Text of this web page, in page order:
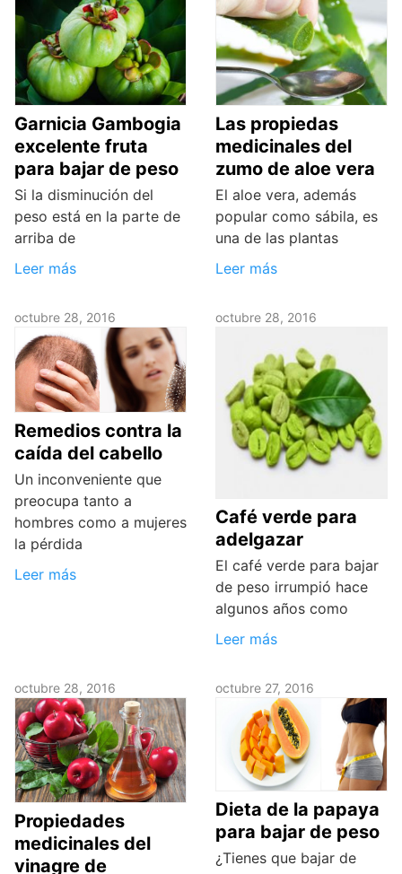
Garnicia Gambogia
excelente fruta
para bajar de peso
Si la disminución del
peso está en la parte de
arriba de
Leer más
Las propiedas
medicinales del
zumo de aloe vera
El aloe vera, además
popular como sábila, es
una de las plantas
Leer más
octubre 28, 2016
Remedios contra la
caída del cabello
Un inconveniente que
preocupa tanto a
hombres como a mujeres
la pérdida
Leer más
octubre 28, 2016
Café verde para
adelgazar
El café verde para bajar
de peso irrumpió hace
algunos años como
Leer más
octubre 28, 2016
Propiedades
medicinales del
vinagre de
octubre 27, 2016
Dieta de la papaya
para bajar de peso
¿Tienes que bajar de